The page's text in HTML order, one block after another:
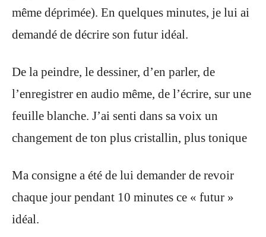
même déprimée). En quelques minutes, je lui ai
demandé de décrire son futur idéal.
De la peindre, le dessiner, d’en parler, de
l’enregistrer en audio même, de l’écrire, sur une
feuille blanche. J’ai senti dans sa voix un
changement de ton plus cristallin, plus tonique
Ma consigne a été de lui demander de revoir
chaque jour pendant 10 minutes ce « futur »
idéal.